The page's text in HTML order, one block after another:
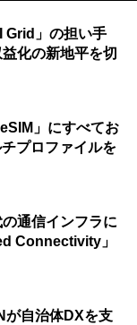
Grid」の担い手
化の新地平を切
」にすべてお
プロファイルを
通信インフラに
Connectivity」
が自治体DXを支